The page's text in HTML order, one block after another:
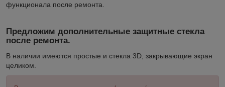
функционала после ремонта.
Предложим дополнительные защитные стекла
после ремонта.
В наличии имеются простые и стекла 3D, закрывающие экран
целиком.